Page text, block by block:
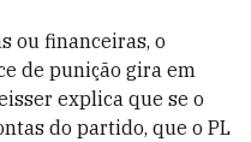
ou financeiras, o
de punição gira em
explica que se o
do partido, que o PL